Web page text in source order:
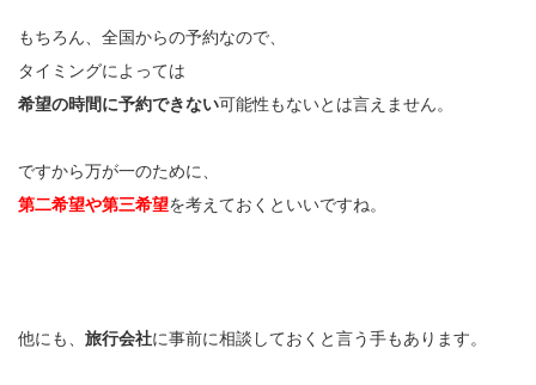
もちろん、全国からの予約なので、
タイミングによっては
希望の時間に予約できない可能性もないとは言えません。
ですから万が一のために、
第二希望や第三希望を考えておくといいですね。
他にも、 旅行会社に事前に相談しておくと言う手もあります。